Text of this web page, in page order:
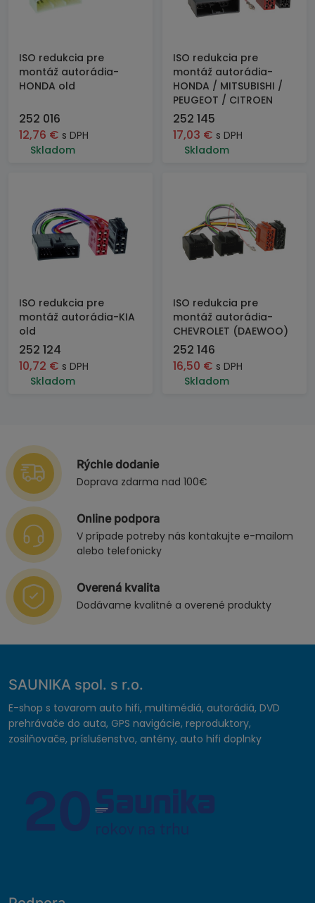
ISO redukcia pre
montáž autorádia-
HONDA old
252 016
12,76 € s DPH
Skladom
ISO redukcia pre
montáž autorádia-
HONDA / MITSUBISHI /
PEUGEOT / CITROEN
252 145
17,03 € s DPH
Skladom
ISO redukcia pre
montáž autorádia-KIA
old
252 124
10,72 € s DPH
Skladom
ISO redukcia pre
montáž autorádia-
CHEVROLET (DAEWOO)
252 146
16,50 € s DPH
Skladom
Rýchle dodanie
Doprava zdarma nad 100€
Online podpora
V prípade potreby nás kontakujte e-mailom
alebo telefonicky
Overená kvalita
Dodávame kvalitné a overené produkty
SAUNIKA spol. s r.o.
E-shop s tovarom auto hifi, multimédiá, autorádiá, DVD
prehrávače do auta, GPS navigácie, reproduktory,
zosilňovače, príslušenstvo, antény, auto hifi doplnky